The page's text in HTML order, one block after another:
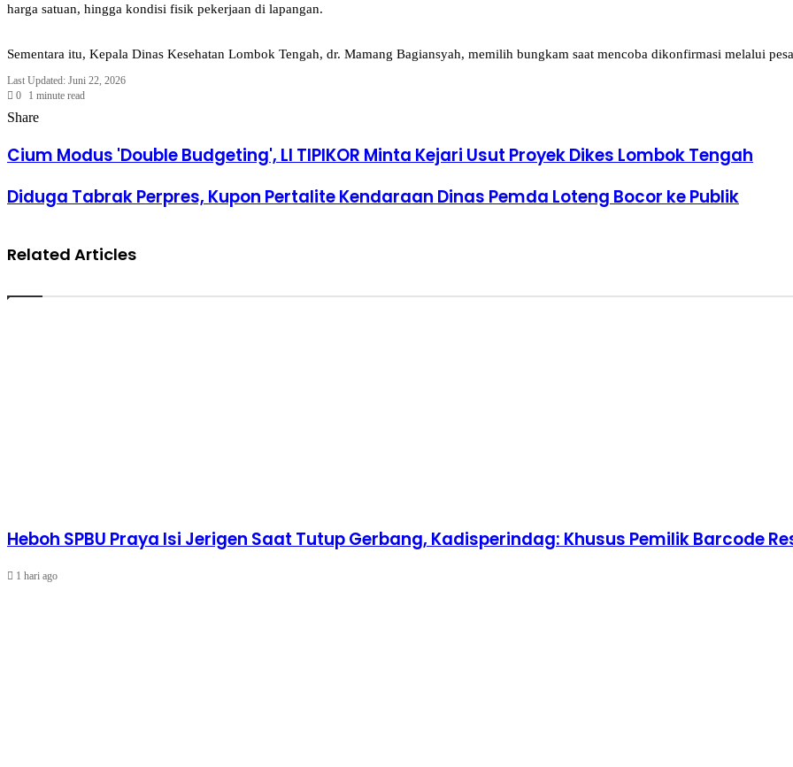
harga satuan, hingga kondisi fisik pekerjaan di lapangan.
​Sementara itu, Kepala Dinas Kesehatan Lombok Tengah, dr. Mamang Bagiansyah, memilih bungkam saat mencoba dikonfirmasi melalui
Last Updated: Juni 22, 2026
0
1 minute read
Facebook
Twitter
LinkedIn
Tumblr
Pinterest
Reddit
VKontakte
Odnoklassniki
Pocket
Share
via
Email
​Cium Modus 'Double Budgeting', LI TIPIKOR Minta Kejari Usut Proyek Dikes Lombok Tengah
Diduga Tabrak Perpres, Kupon Pertalite Kendaraan Dinas Pemda Loteng Bocor ke Publik
Related Articles
Heboh SPBU Praya Isi Jerigen Saat Tutup Gerbang, Kadisperindag: Khusus Pemilik Barcode
1 hari ago